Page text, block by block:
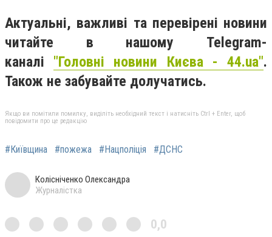
Актуальні, важливі та перевірені новини
читайте в нашому Telegram-
каналі "Головні новини Києва - 44.ua".
Також не забувайте долучатись.
Якщо ви помітили помилку, виділіть необхідний текст і натисніть Ctrl + Enter, щоб
повідомити про це редакцію
#Київщина #пожежа #Нацполіція #ДСНС
Колісніченко Олександра
Журналістка
0,0